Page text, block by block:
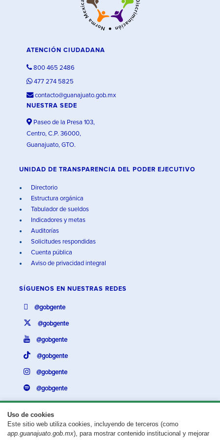
Uso de cookies
Este sitio web utiliza cookies, incluyendo de terceros (como
app.guanajuato.gob.mx), para mostrar contenido institucional y mejorar
ATENCIÓN CIUDADANA
800 465 2486
477 274 5825
contacto@guanajuato.gob.mx
NUESTRA SEDE
Paseo de la Presa 103,
Centro, C.P. 36000,
Guanajuato, GTO.
UNIDAD DE TRANSPARENCIA DEL PODER EJECUTIVO
Directorio
Estructura orgánica
Tabulador de sueldos
Indicadores y metas
Auditorías
Solicitudes respondidas
Cuenta pública
Aviso de privacidad integral
SÍGUENOS EN NUESTRAS REDES
@gobgente
@gobgente
@gobgente
@gobgente
@gobgente
@gobgente
¿Existe algún problema con esta página?Repórtalo aquí.